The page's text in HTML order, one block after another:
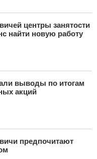
центры занятости
найти новую работу
выводы по итогам
акций
предпочитают